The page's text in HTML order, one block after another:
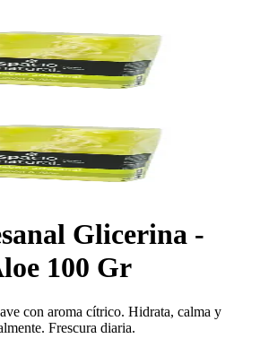
Glicerina -
100 Gr
con aroma cítrico. Hidrata, calma y
Frescura diaria.